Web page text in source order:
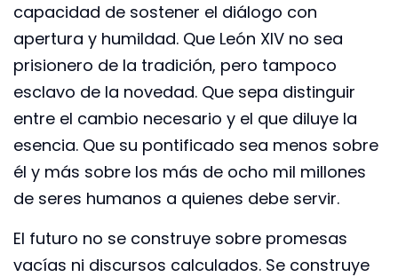
capacidad de sostener el diálogo con
apertura y humildad. Que León XIV no sea
prisionero de la tradición, pero tampoco
esclavo de la novedad. Que sepa distinguir
entre el cambio necesario y el que diluye la
esencia. Que su pontificado sea menos sobre
él y más sobre los más de ocho mil millones
de seres humanos a quienes debe servir.
El futuro no se construye sobre promesas
vacías ni discursos calculados. Se construye